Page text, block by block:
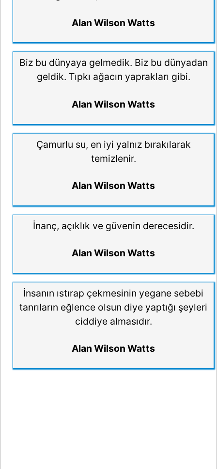
Alan Wilson Watts
Biz bu dünyaya gelmedik. Biz bu dünyadan
geldik. Tıpkı ağacın yaprakları gibi.
Alan Wilson Watts
Çamurlu su, en iyi yalnız bırakılarak
temizlenir.
Alan Wilson Watts
İnanç, açıklık ve güvenin derecesidir.
Alan Wilson Watts
İnsanın ıstırap çekmesinin yegane sebebi
tanrıların eğlence olsun diye yaptığı şeyleri
ciddiye almasıdır.
Alan Wilson Watts